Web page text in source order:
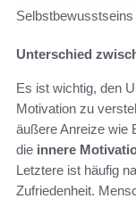
Unterschied
Es ist wichtig, den
Motivation zu
äußere Anreize wie
die innere
Letztere ist häufig
Zufriedenheit.